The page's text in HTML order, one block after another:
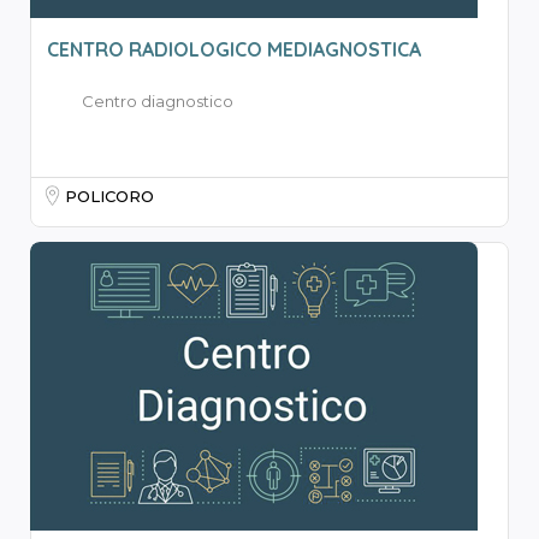
CENTRO RADIOLOGICO MEDIAGNOSTICA
Centro diagnostico
POLICORO